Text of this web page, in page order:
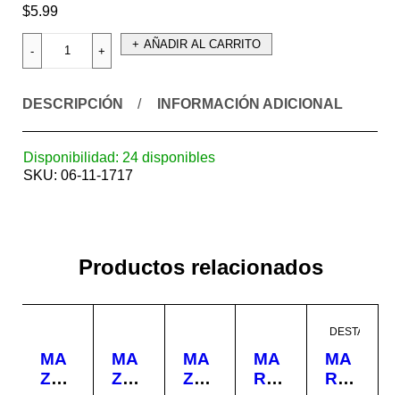
$5.99
AÑADIR AL CARRITO
DESCRIPCIÓN INFORMACIÓN ADICIONAL
Disponibilidad: 24 disponibles
SKU: 06-11-1717
Productos relacionados
MA
ZO
MA
ZO
MA
ZO
MA
RTI
DESTACADO
MA
RTI